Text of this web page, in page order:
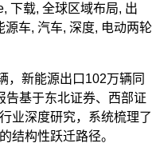
, 下载, 全球区域布局, 出
源车, 汽车, 深度, 电动两轮
，新能源出口102万辆同
告基于东北证券、西部证
业深度研究，系统梳理了
结构性跃迁路径。